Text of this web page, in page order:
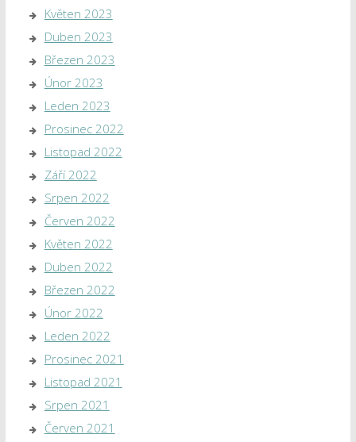
Květen 2023
Duben 2023
Březen 2023
Únor 2023
Leden 2023
Prosinec 2022
Listopad 2022
Září 2022
Srpen 2022
Červen 2022
Květen 2022
Duben 2022
Březen 2022
Únor 2022
Leden 2022
Prosinec 2021
Listopad 2021
Srpen 2021
Červen 2021